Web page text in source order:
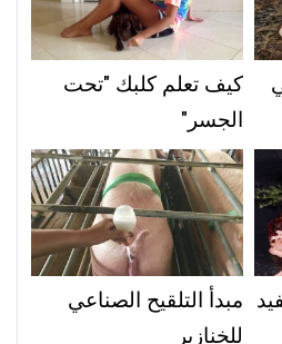
كيف تعلم كلبك "تحت
الجسر"
مبدأ التلقيح الصناعي
للخنازير